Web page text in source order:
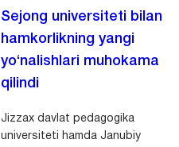
Sejong universiteti bilan
hamkorlikning yangi
yo‘nalishlari muhokama
qilindi
Jizzax davlat pedagogika
universiteti hamda Janubiy